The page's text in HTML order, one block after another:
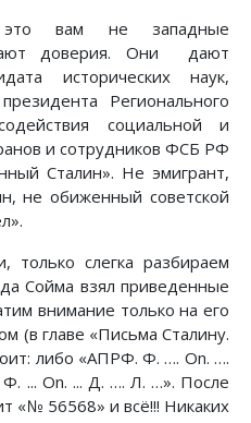
вам не западные
доверия. Они дают
исторических наук,
Регионального
социальной и
и сотрудников ФСБ РФ
Сталин». Не эмигрант,
не обиженный советской
слегка разбираем
Сойма взял приведенные
внимание только на его
(в главе «Письма Сталину.
либо «АПРФ. Ф. …. On. ….
... On. ... Д. …. Л. …». После
«№ 56568» и всё!!! Никаких